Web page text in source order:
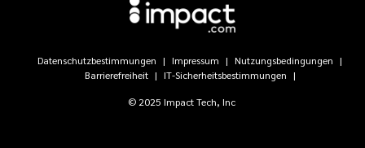
© 2025 Impact Tech, Inc
Datenschutzbestimmungen Impressum
Nutzungsbedingungen
Barrierefreiheit
IT-Sicherheitsbestimmungen